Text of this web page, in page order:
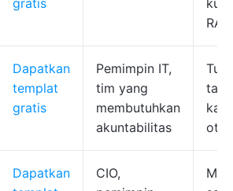
gratis
RAG
Dapatkan
templat
gratis
Pemimpin IT,
tim yang
membutuhkan
akuntabilitas
Dapatkan
CIO,